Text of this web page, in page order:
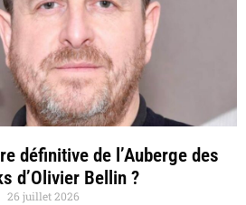
définitive de l’Auberge des
d’Olivier Bellin ?
26 juillet 2026